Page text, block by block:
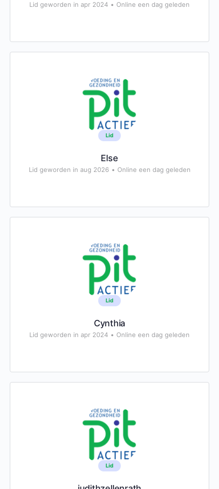
Lid geworden in apr 2024 • Online een dag geleden
Lid
Else
Lid geworden in aug 2026 • Online een dag geleden
Lid
Cynthia
Lid geworden in apr 2024 • Online een dag geleden
Lid